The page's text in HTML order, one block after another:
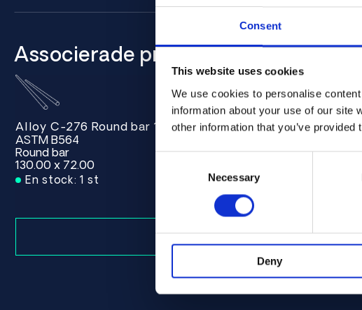
Consent
This website uses cookies
We use cookies to personalise
information about your use of our site
other information that you’ve
Necessary
Deny
Associerade produkter
Alloy C-276 Round bar 130.00 x 72.00 ASTM B564 -
ASTM B564
Round bar
130.00 x 72.00
En stock: 1 st